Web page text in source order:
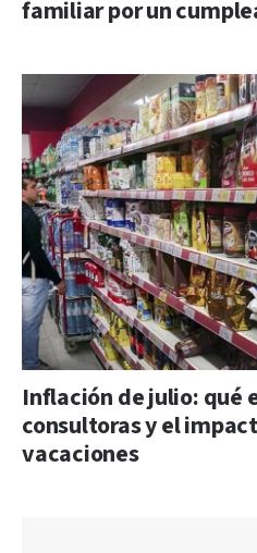
familiar por un
Inflación de julio: qué
consultoras y el
vacaciones